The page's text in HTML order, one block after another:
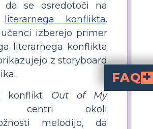
da se osredotoči na
literarnega konflikta.
izberejo primer
literarnega konflikta
z storyboard
konflikt Out of My
centri okoli
melodijo, da
FAQ